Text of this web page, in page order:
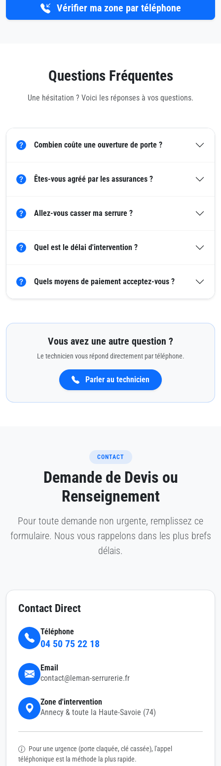
Vérifier ma zone par téléphone
Questions Fréquentes
Une hésitation ? Voici les réponses à vos questions.
Combien coûte une ouverture de porte ?
Êtes-vous agréé par les assurances ?
Allez-vous casser ma serrure ?
Quel est le délai d'intervention ?
Quels moyens de paiement acceptez-vous ?
Vous avez une autre question ?
Le technicien vous répond directement par téléphone.
Parler au technicien
CONTACT
Demande de Devis ou
Renseignement
Pour toute demande non urgente, remplissez ce
formulaire. Nous vous rappelons dans les plus brefs
délais.
Contact Direct
Téléphone
04 50 75 22 18
Email
contact@leman-serrurerie.fr
Zone d'intervention
Annecy & toute la Haute-Savoie (74)
Pour une urgence (porte claquée, clé cassée), l'appel
téléphonique est la méthode la plus rapide.